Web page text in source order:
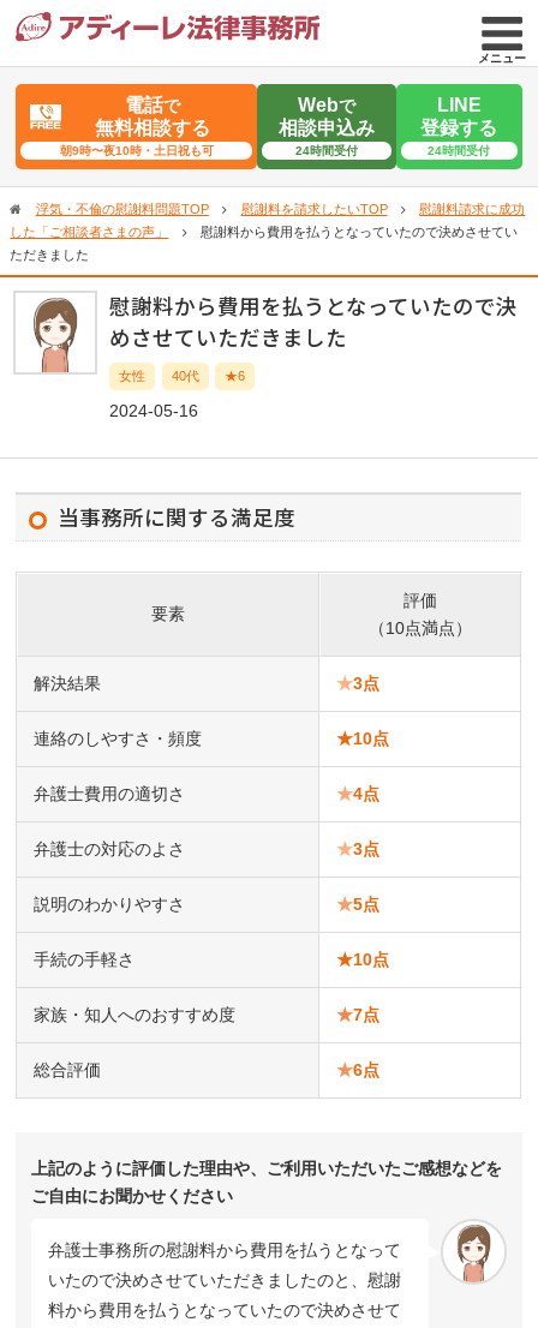
メニュー
電話で
無料相談する
朝9時〜夜10時・土日祝も可
Webで
相談申込み
24時間受付
LINE
登録する
24時間受付
浮気・不倫の慰謝料問題TOP 慰謝料を請求したいTOP
慰謝料請求に成功
した「ご相談者さまの声」
慰謝料から費用を払うとなっていたので決めさせてい
ただきました
慰謝料から費用を払うとなっていたので決
めさせていただきました
女性 40代 ★6
2024-05-16
当事務所に関する満足度
要素
評価
（10点満点）
解決結果 ★3点
連絡のしやすさ・頻度 ★10点
弁護士費用の適切さ ★4点
弁護士の対応のよさ ★3点
説明のわかりやすさ ★5点
手続の手軽さ ★10点
家族・知人へのおすすめ度 ★7点
総合評価 ★6点
上記のように評価した理由や、ご利用いただいたご感想などを
ご自由にお聞かせください
弁護士事務所の慰謝料から費用を払うとなって
いたので決めさせていただきましたのと、慰謝
料から費用を払うとなっていたので決めさせて